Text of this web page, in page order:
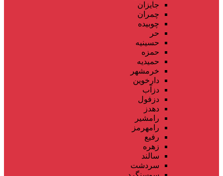
جایزان
چمران
چوبیده
حر
حسینیه
حمزه
حمیدیه
خرمشهر
دارخوین
دزآب
دزفول
دهدز
رامشیر
رامهرمز
رفیع
زهره
سالند
سردشت